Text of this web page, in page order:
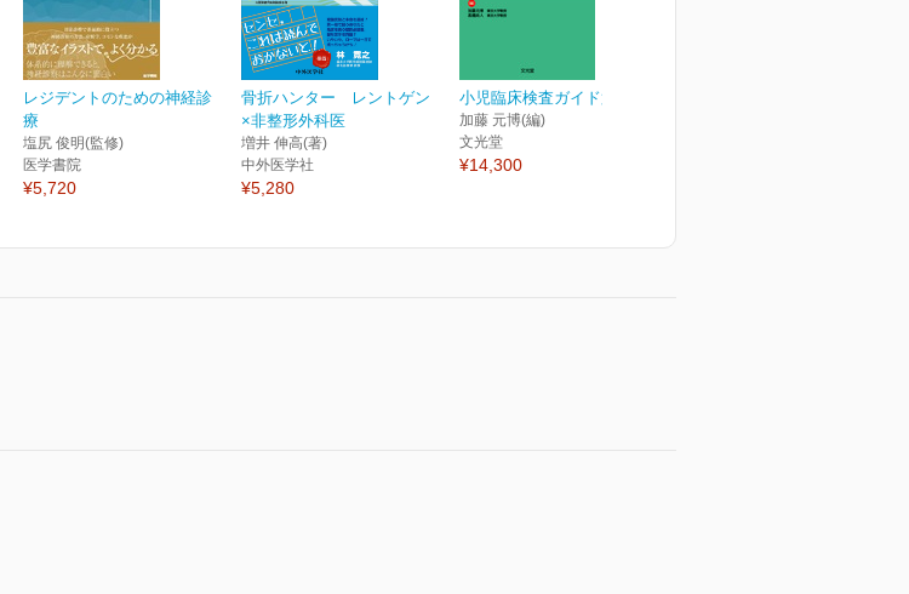
レジデントのための神経診
療
塩尻 俊明(監修)
医学書院
¥5,720
骨折ハンター レントゲン
×非整形外科医
増井 伸高(著)
中外医学社
¥5,280
小児臨床検査ガイド第3版
加藤 元博(編)
文光堂
¥14,300